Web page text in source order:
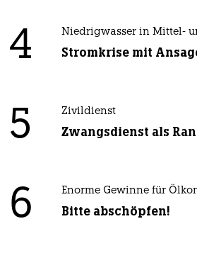
4 Niedrigwasser in Mittel-
Stromkrise mit
5 Zivildienst
Zwangsdienst als
6 Enorme Gewinne für
Bitte abschöpfen!